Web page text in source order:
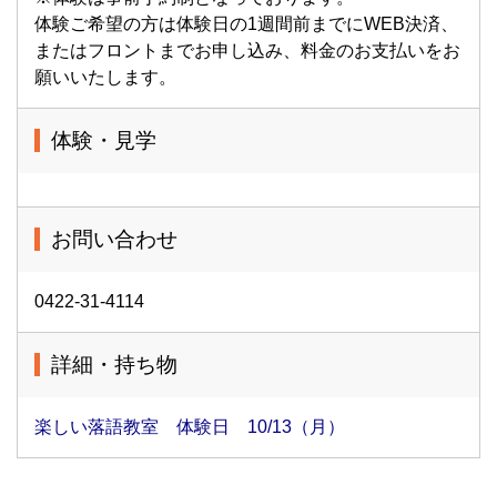
体験ご希望の方は体験日の1週間前までにWEB決済、
またはフロントまでお申し込み、料金のお支払いをお
願いいたします。
体験・見学
お問い合わせ
0422-31-4114
詳細・持ち物
楽しい落語教室 体験日 10/13（月）